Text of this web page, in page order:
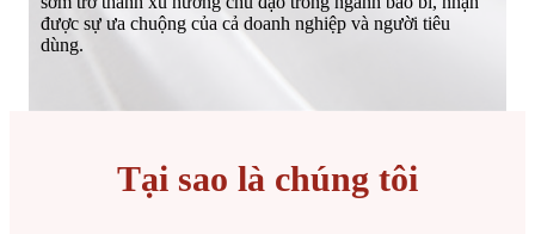
được sự ưa chuộng của cả doanh nghiệp và người tiêu
dùng.
Tại sao là chúng tôi